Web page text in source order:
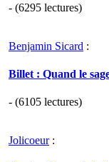
- (6295 lectures)
Benjamin Sicard :
Billet : Quand le
- (6105 lectures)
Jolicoeur: